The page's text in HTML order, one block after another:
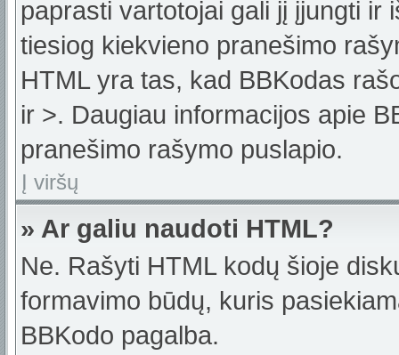
paprasti vartotojai gali jį įjungti
tiesiog kiekvieno pranešimo
HTML yra tas, kad BBKodas
ir >. Daugiau informacijos apie
pranešimo rašymo puslapio.
Į viršų
» Ar galiu naudoti HTML?
Ne. Rašyti HTML kodų šioje
formavimo būdų, kuris
BBKodo pagalba.